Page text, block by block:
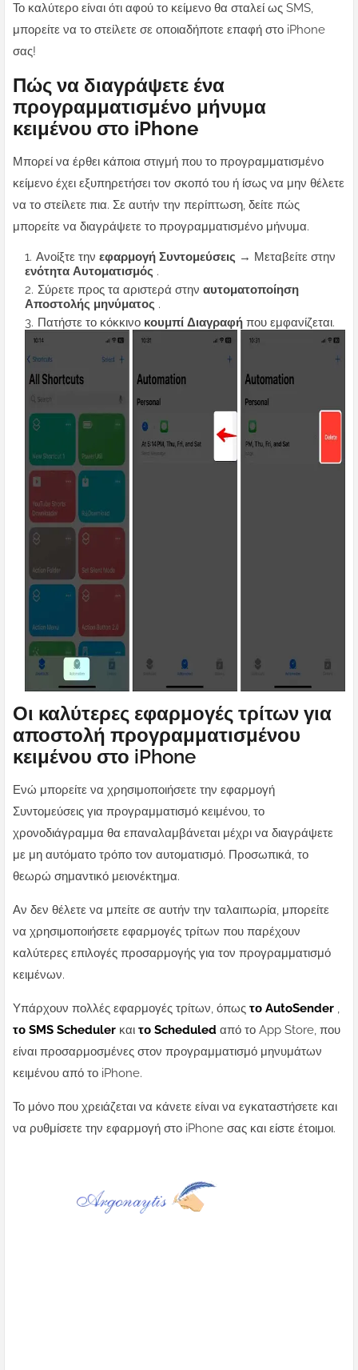
Το καλύτερο είναι ότι αφού το κείμενο θα σταλεί ως SMS,
μπορείτε να το στείλετε σε οποιαδήποτε επαφή στο iPhone
σας!
Πώς να διαγράψετε ένα
προγραμματισμένο μήνυμα
κειμένου στο iPhone
Μπορεί να έρθει κάποια στιγμή που το προγραμματισμένο
κείμενο έχει εξυπηρετήσει τον σκοπό του ή ίσως να μην θέλετε
να το στείλετε πια. Σε αυτήν την περίπτωση, δείτε πώς
μπορείτε να διαγράψετε το προγραμματισμένο μήνυμα.
Ανοίξτε την εφαρμογή Συντομεύσεις → Μεταβείτε στην
ενότητα Αυτοματισμός .
Σύρετε προς τα αριστερά στην αυτοματοποίηση
Αποστολής μηνύματος .
Πατήστε το κόκκινο κουμπί Διαγραφή που εμφανίζεται.
Οι καλύτερες εφαρμογές τρίτων για
αποστολή προγραμματισμένου
κειμένου στο iPhone
Ενώ μπορείτε να χρησιμοποιήσετε την εφαρμογή
Συντομεύσεις για προγραμματισμό κειμένου, το
χρονοδιάγραμμα θα επαναλαμβάνεται μέχρι να διαγράψετε
με μη αυτόματο τρόπο τον αυτοματισμό. Προσωπικά, το
θεωρώ σημαντικό μειονέκτημα.
Αν δεν θέλετε να μπείτε σε αυτήν την ταλαιπωρία, μπορείτε
να χρησιμοποιήσετε εφαρμογές τρίτων που παρέχουν
καλύτερες επιλογές προσαρμογής για τον προγραμματισμό
κειμένων.
Υπάρχουν πολλές εφαρμογές τρίτων, όπως το AutoSender ,
το SMS Scheduler και το Scheduled από το App Store, που
είναι προσαρμοσμένες στον προγραμματισμό μηνυμάτων
κειμένου από το iPhone.
Το μόνο που χρειάζεται να κάνετε είναι να εγκαταστήσετε και
να ρυθμίσετε την εφαρμογή στο iPhone σας και είστε έτοιμοι.